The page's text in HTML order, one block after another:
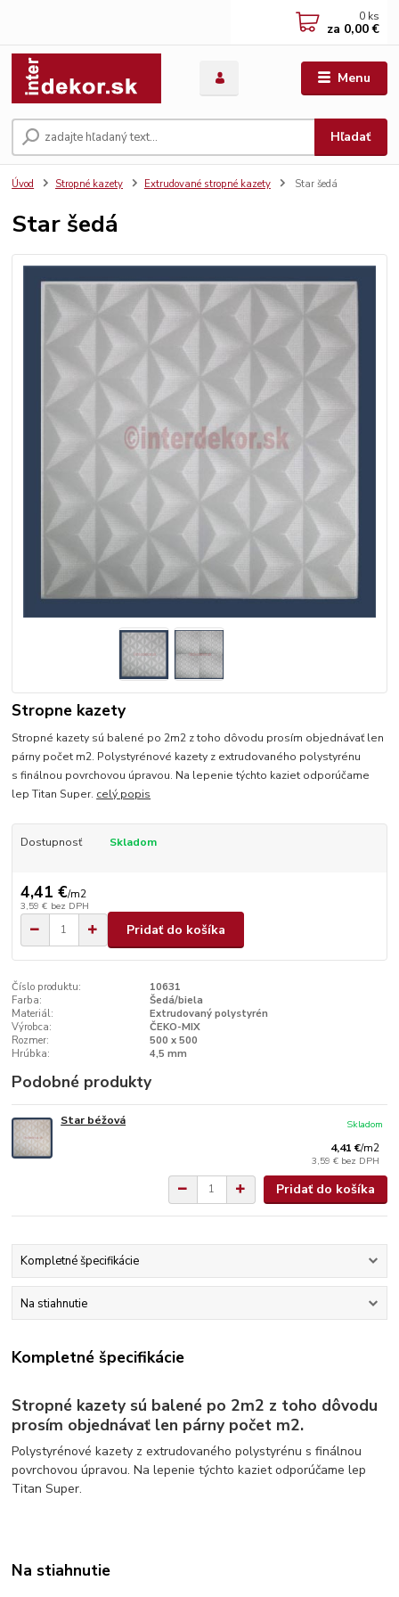
Menu
Hľadať
0 ks
za 0,00 €
Úvod Stropné kazety Extrudované stropné kazety Star šedá
Star šedá
Stropne kazety
Stropné kazety sú balené po 2m2 z toho dôvodu prosím objednávať len
párny počet m2. Polystyrénové kazety z extrudovaného polystyrénu
s finálnou povrchovou úpravou. Na lepenie týchto kaziet odporúčame
lep Titan Super. celý popis
Dostupnosť Skladom
4,41 €/m2
3,59 € bez DPH
Pridať do košíka
Číslo produktu:
10631
Farba:
Šedá/biela
Materiál:
Extrudovaný polystyrén
Výrobca:
ČEKO-MIX
Rozmer:
500 x 500
Hrúbka:
4,5 mm
Podobné produkty
Star béžová
4,41 €/m2
3,59 € bez DPH
Skladom
Pridať do košíka
Kompletné špecifikácie
Na stiahnutie
Kompletné špecifikácie
Stropné kazety sú balené po 2m2 z toho dôvodu
prosím objednávať len párny počet m2.
Polystyrénové kazety z extrudovaného polystyrénu s finálnou
povrchovou úpravou. Na lepenie týchto kaziet odporúčame lep
Titan Super.
Na stiahnutie